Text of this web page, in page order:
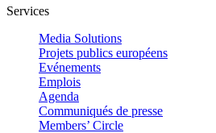
Services
Media Solutions
Projets publics européens
Evénements
Emplois
Agenda
Communiqués de presse
Members’ Circle